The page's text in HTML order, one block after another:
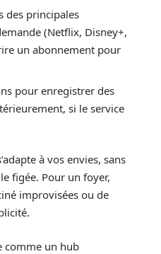
des principales
(Netflix, Disney+,
un abonnement pour
pour enregistrer des
si le service
à vos envies, sans
figée. Pour un foyer,
improvisées ou de
comme un hub